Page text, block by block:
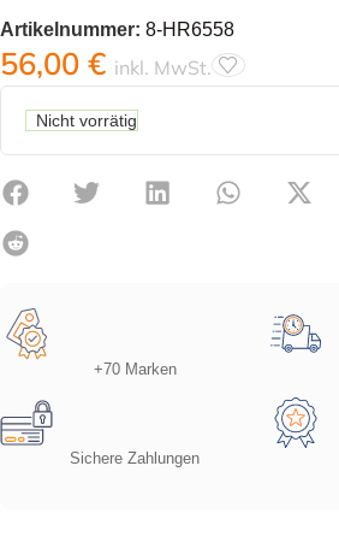
Artikelnummer: 8-HR6558
56,00 € inkl. MwSt.
Nicht vorrätig
+70 Marken
Sichere Zahlungen